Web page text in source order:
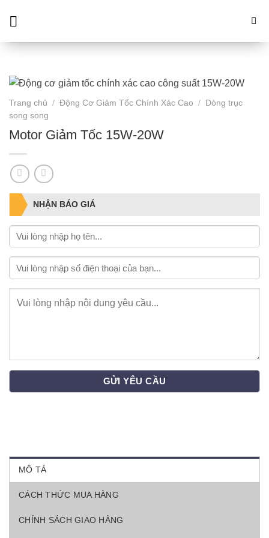
Trang chủ / Động Cơ Giảm Tốc Chính Xác Cao /
Dòng trục
song song
Motor Giảm Tốc 15W-20W
NHẬN BÁO GIÁ
MÔ TẢ
CÁCH THỨC MUA HÀNG
CHÍNH SÁCH GIAO HÀNG